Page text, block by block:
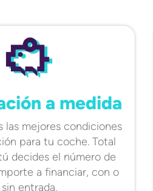
a medida
las mejores condiciones
para tu coche. Total
decides el número de
a financiar, con o
sin entrada.